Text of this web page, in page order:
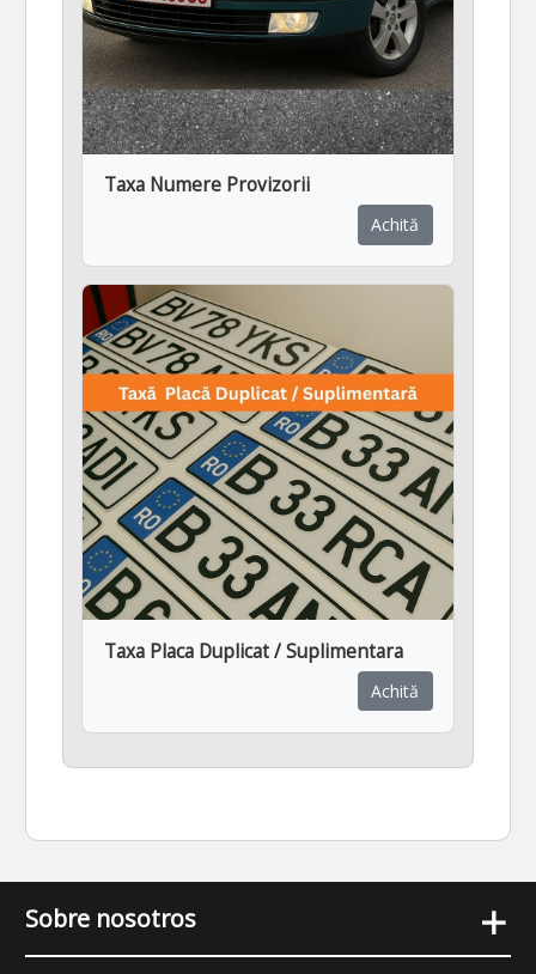
Taxa Numere Provizorii
Achită
Taxa Placa Duplicat / Suplimentara
Achită
Sobre nosotros
+